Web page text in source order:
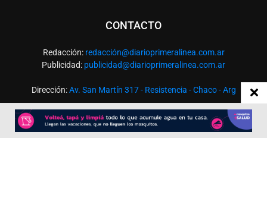
CONTACTO
Redacción: redacción@diarioprimeralinea.com.ar
Publicidad: publicidad@diarioprimeralinea.com.ar
Dirección:Av. San Martín 317 - Resistencia - Chaco - Arg
Todos los derechos reservados ©